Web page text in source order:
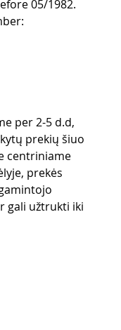
05/1982.
per 2-5 d.d,
prekių šiuo
centriniame
prekės
gali užtrukti iki